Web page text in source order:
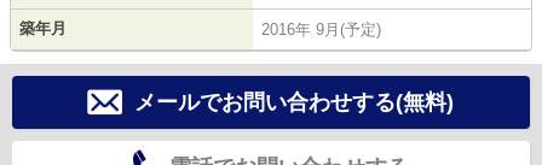
築年月 2016年 9月(予定)
メールでお問い合わせする(無料)